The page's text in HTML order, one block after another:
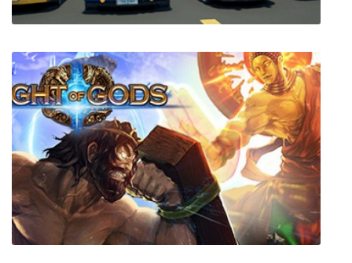
Motor Town: Behind The Wheel